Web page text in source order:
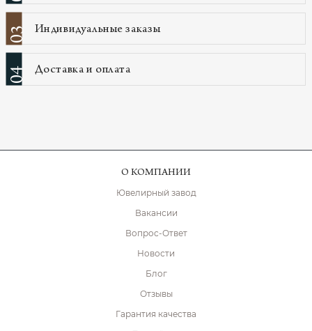
03 Индивидуальные заказы
04 Доставка и оплата
О КОМПАНИИ
Ювелирный завод
Вакансии
Вопрос-Ответ
Новости
Блог
Отзывы
Гарантия качества